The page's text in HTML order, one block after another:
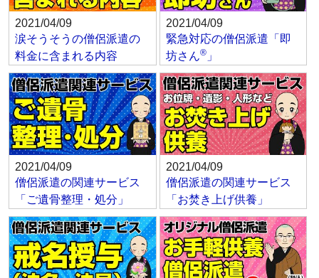
2021/04/09
涙そうそうの僧侶派遣の
料金に含まれる内容
2021/04/09
緊急対応の僧侶派遣「即
坊さん®」
2021/04/09
僧侶派遣の関連サービス
「ご遺骨整理・処分」
2021/04/09
僧侶派遣の関連サービス
「お焚き上げ供養」